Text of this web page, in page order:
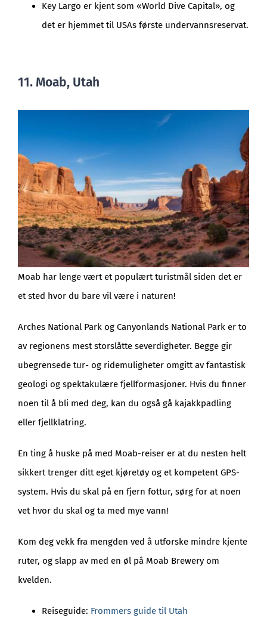
Key Largo er kjent som «World Dive Capital», og
det er hjemmet til USAs første undervannsreservat.
11. Moab, Utah
Moab har lenge vært et populært turistmål siden det er
et sted hvor du bare vil være i naturen!
Arches National Park og Canyonlands National Park er to
av regionens mest storslåtte severdigheter. Begge gir
ubegrensede tur- og ridemuligheter omgitt av fantastisk
geologi og spektakulære fjellformasjoner. Hvis du finner
noen til å bli med deg, kan du også gå kajakkpadling
eller fjellklatring.
En ting å huske på med Moab-reiser er at du nesten helt
sikkert trenger ditt eget kjøretøy og et kompetent GPS-
system. Hvis du skal på en fjern fottur, sørg for at noen
vet hvor du skal og ta med mye vann!
Kom deg vekk fra mengden ved å utforske mindre kjente
ruter, og slapp av med en øl på Moab Brewery om
kvelden.
Reiseguide: Frommers guide til Utah